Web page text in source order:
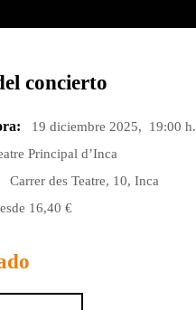
concierto
19 diciembre 2025, 19:00 h.
Principal d’Inca
Carrer des Teatre, 10, Inca
16,40 €